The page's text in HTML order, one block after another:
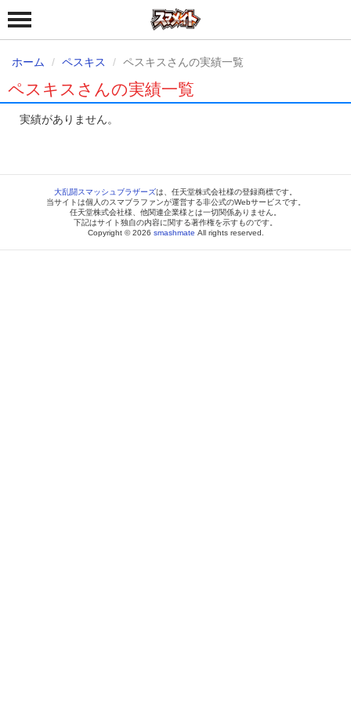
ホーム ペスキス ペスキスさんの実績一覧
ペスキスさんの実績一覧
実績がありません。
大乱闘スマッシュブラザーズは、任天堂株式会社様の登録商標です。
当サイトは個人のスマブラファンが運営する非公式のWebサービスです。
任天堂株式会社様、他関連企業様とは一切関係ありません。
下記はサイト独自の内容に関する著作権を示すものです。
Copyright © 2026 smashmate All rights reserved.